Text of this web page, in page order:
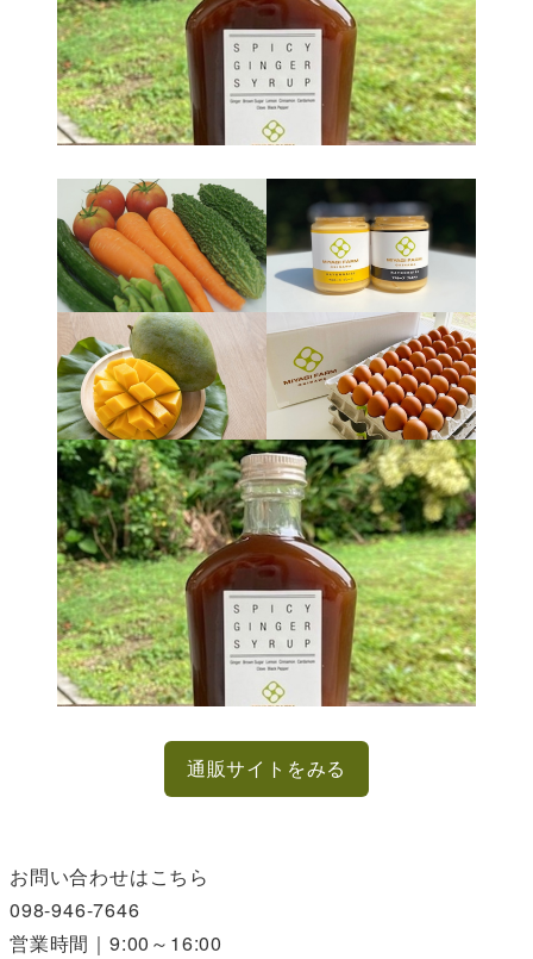
通販サイトをみる
お問い合わせはこちら
098-946-7646
営業時間｜9:00～16:00